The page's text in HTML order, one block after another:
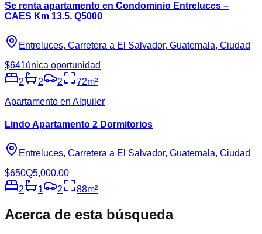
Se renta apartamento en Condominio Entreluces –
CAES Km 13.5, Q5000
Entreluces, Carretera a El Salvador, Guatemala, Ciudad
$641única oportunidad
2
2 2 72m²
Apartamento en Alquiler
Lindo Apartamento 2 Dormitorios
Entreluces, Carretera a El Salvador, Guatemala, Ciudad
$650Q5,000.00
2
1 2 88m²
Acerca de esta búsqueda